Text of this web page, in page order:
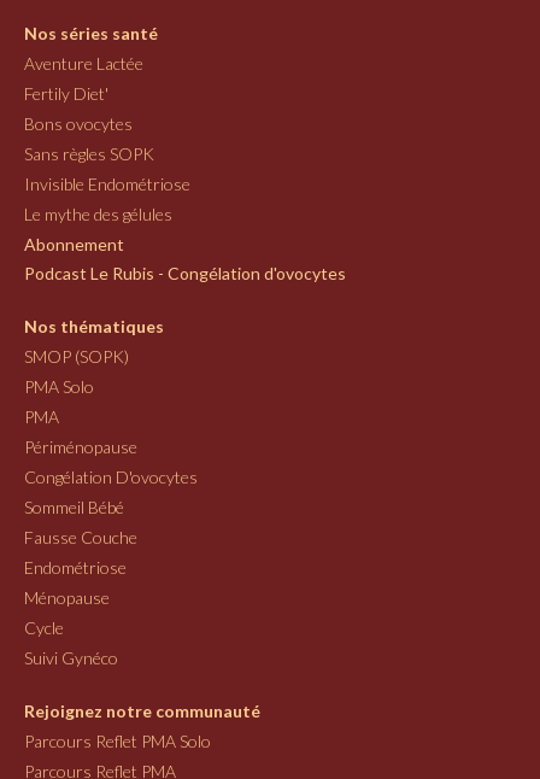
Nos séries santé
Aventure Lactée
Fertily Diet'
Bons ovocytes
Sans règles SOPK
Invisible Endométriose
Le mythe des gélules
Abonnement
Podcast Le Rubis - Congélation d'ovocytes
Nos thématiques
SMOP (SOPK)
PMA Solo
PMA
Périménopause
Congélation D'ovocytes
Sommeil Bébé
Fausse Couche
Endométriose
Ménopause
Cycle
Suivi Gynéco
Rejoignez notre communauté
Parcours Reflet PMA Solo
Parcours Reflet PMA